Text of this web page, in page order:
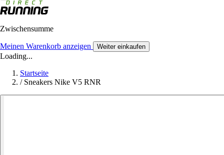
Zwischensumme
Meinen Warenkorb anzeigen Weiter einkaufen
Loading...
Startseite
/ Sneakers Nike V5 RNR